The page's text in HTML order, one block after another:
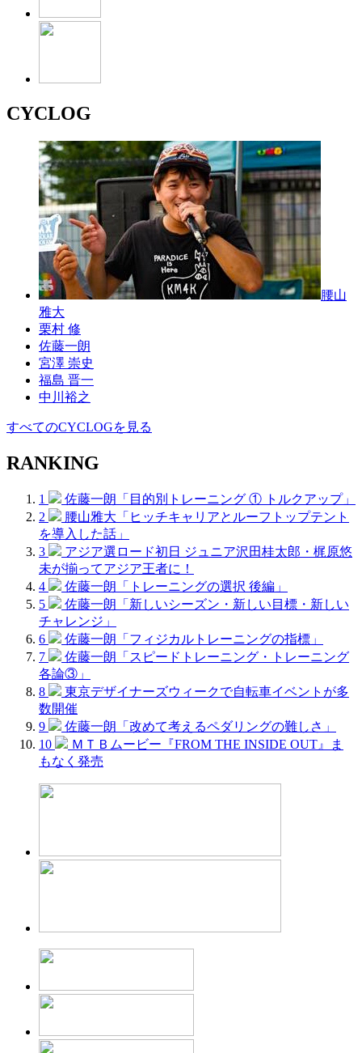
CYCLOG
腰山
雅大
栗村 修
佐藤一朗
宮澤 崇史
福島 晋一
中川裕之
すべてのCYCLOGを見る
RANKING
1
佐藤一朗「目的別トレーニング ① トルクアップ」
2
腰山雅大「ヒッチキャリアとルーフトップテント
を導入した話」
3
アジア選ロード初日 ジュニア沢田桂太郎・梶原悠
未が揃ってアジア王者に！
4
佐藤一朗「トレーニングの選択 後編」
5
佐藤一朗「新しいシーズン・新しい目標・新しい
チャレンジ」
6
佐藤一朗「フィジカルトレーニングの指標」
7
佐藤一朗「スピードトレーニング・トレーニング
各論③」
8
東京デザイナーズウィークで自転車イベントが多
数開催
9
佐藤一朗「改めて考えるペダリングの難しさ」
10
ＭＴＢムービー『FROM THE INSIDE OUT』ま
もなく発売